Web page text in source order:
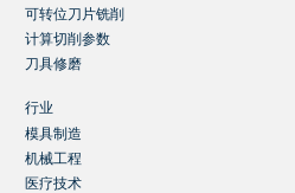
秉承FRAISA产品一贯的高标准，今
可靠性和可持续性方面都达到了行业
可转位刀片铣削
计算切削参数
刀具修磨
行业
模具制造
机械工程
医疗技术